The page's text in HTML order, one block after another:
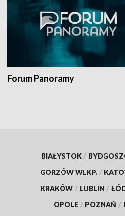
Forum Panoramy
BIAŁYSTOK /
GORZÓW WLKP. /
KRAKÓW / LUBLIN /
OPOLE / POZNAŃ /